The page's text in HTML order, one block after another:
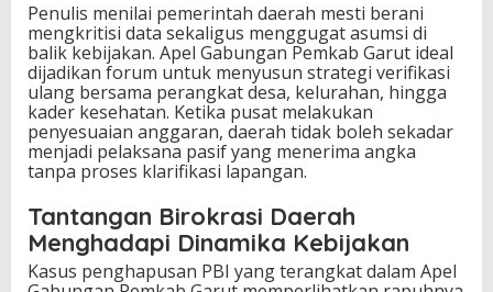
Penulis menilai pemerintah daerah mesti berani
mengkritisi data sekaligus menggugat asumsi di
balik kebijakan. Apel Gabungan Pemkab Garut ideal
dijadikan forum untuk menyusun strategi verifikasi
ulang bersama perangkat desa, kelurahan, hingga
kader kesehatan. Ketika pusat melakukan
penyesuaian anggaran, daerah tidak boleh sekadar
menjadi pelaksana pasif yang menerima angka
tanpa proses klarifikasi lapangan.
Tantangan Birokrasi Daerah
Menghadapi Dinamika Kebijakan
Kasus penghapusan PBI yang terangkat dalam Apel